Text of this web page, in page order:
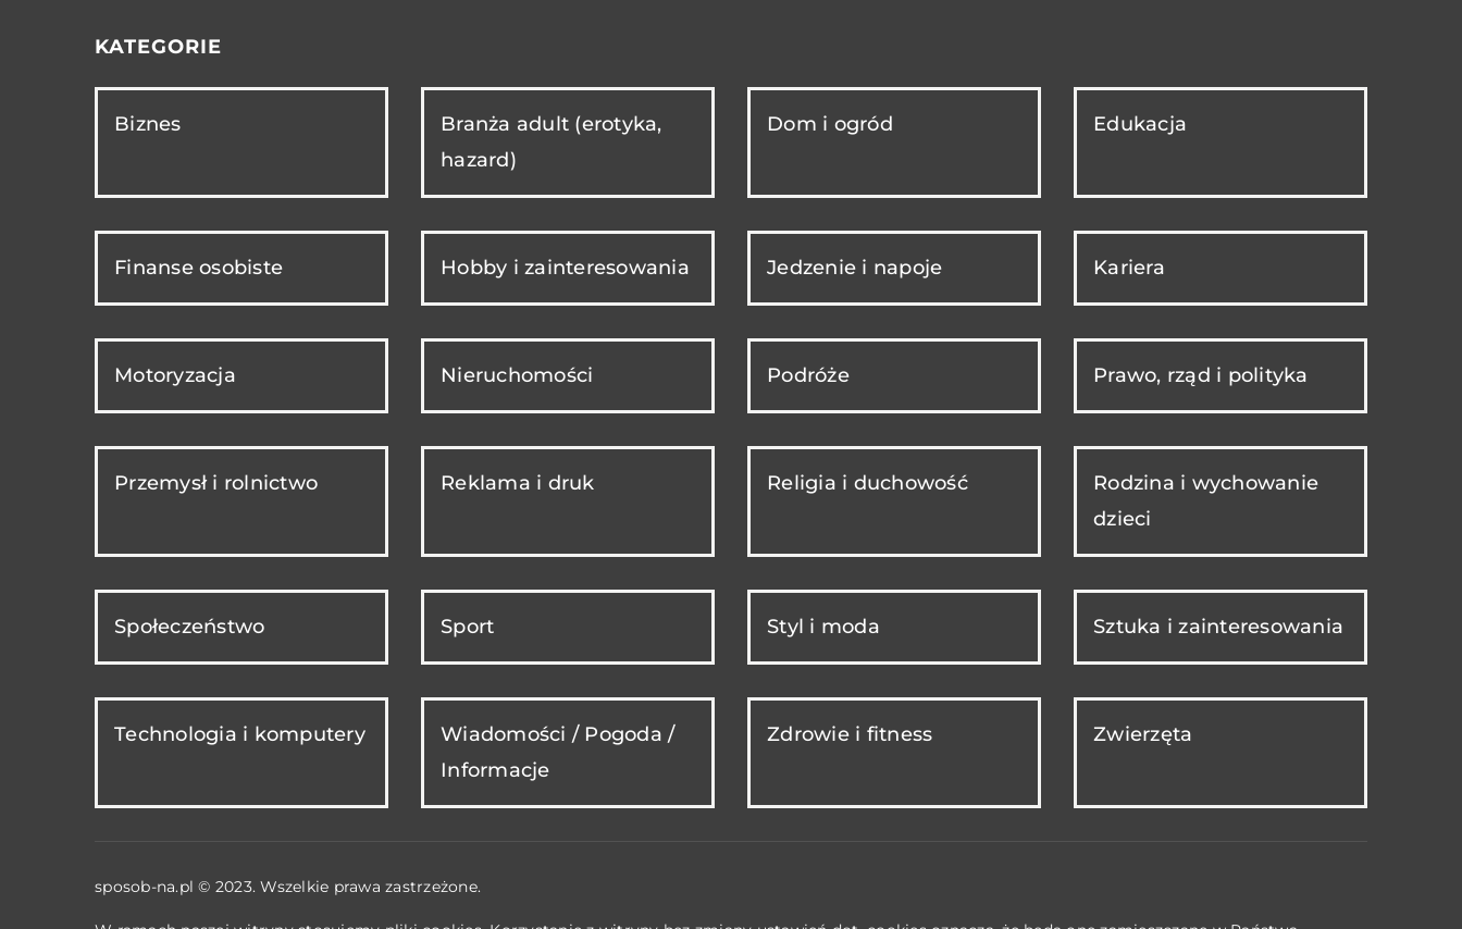
KATEGORIE
Biznes
Branża adult (erotyka,
hazard)
Dom i ogród Edukacja
Finanse osobiste Hobby i zainteresowania Jedzenie i napoje Kariera
Motoryzacja Nieruchomości Podróże Prawo, rząd i polityka
Przemysł i rolnictwo Reklama i druk Religia i duchowość
Rodzina i wychowanie
dzieci
Społeczeństwo Sport Styl i moda Sztuka i zainteresowania
Technologia i komputery
Wiadomości / Pogoda /
Informacje
Zdrowie i fitness Zwierzęta
sposob-na.pl © 2023. Wszelkie prawa zastrzeżone.